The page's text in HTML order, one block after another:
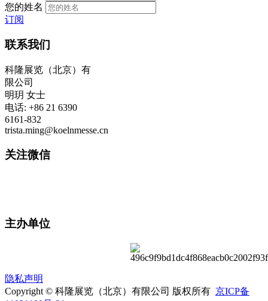
您的姓名
订阅
联系我们
科隆展览（北京）有
限公司
明玥 女士
电话: +86 21 6390
6161-832
trista.ming@koelnmesse.cn
关注微信
主办单位
隐私声明
Copyright © 科隆展览（北京）有限公司 版权所有 京ICP备